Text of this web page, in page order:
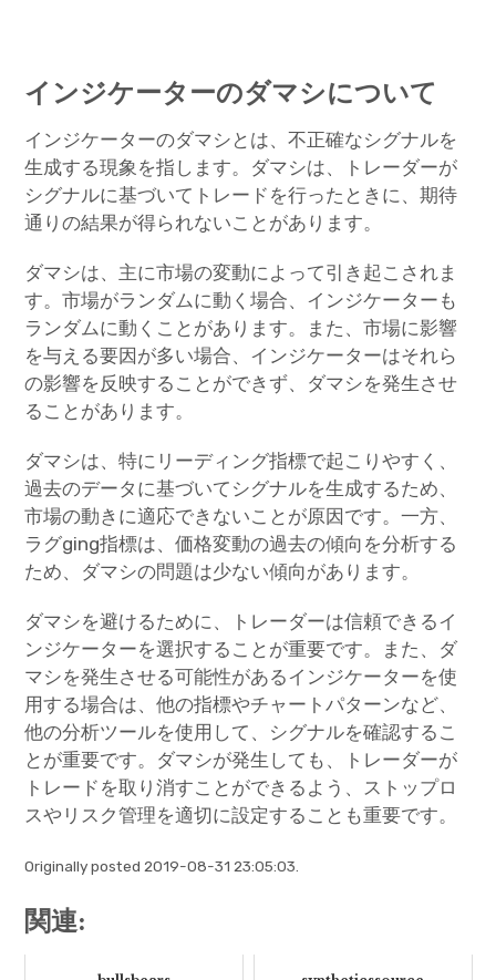
インジケーターのダマシについて
インジケーターのダマシとは、不正確なシグナルを
生成する現象を指します。ダマシは、トレーダーが
シグナルに基づいてトレードを行ったときに、期待
通りの結果が得られないことがあります。
ダマシは、主に市場の変動によって引き起こされま
す。市場がランダムに動く場合、インジケーターも
ランダムに動くことがあります。また、市場に影響
を与える要因が多い場合、インジケーターはそれら
の影響を反映することができず、ダマシを発生させ
ることがあります。
ダマシは、特にリーディング指標で起こりやすく、
過去のデータに基づいてシグナルを生成するため、
市場の動きに適応できないことが原因です。一方、
ラグging指標は、価格変動の過去の傾向を分析する
ため、ダマシの問題は少ない傾向があります。
ダマシを避けるために、トレーダーは信頼できるイ
ンジケーターを選択することが重要です。また、ダ
マシを発生させる可能性があるインジケーターを使
用する場合は、他の指標やチャートパターンなど、
他の分析ツールを使用して、シグナルを確認するこ
とが重要です。ダマシが発生しても、トレーダーが
トレードを取り消すことができるよう、ストップロ
スやリスク管理を適切に設定することも重要です。
Originally posted 2019-08-31 23:05:03.
関連: